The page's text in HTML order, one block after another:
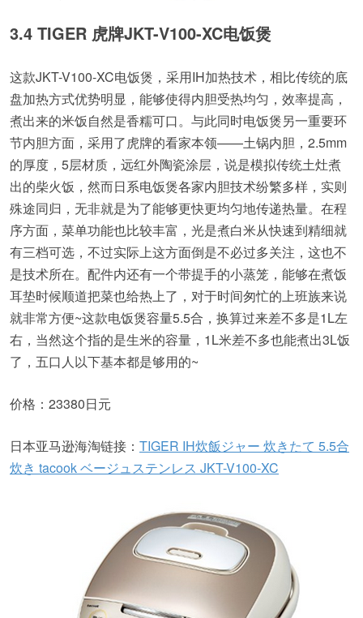
3.4 TIGER 虎牌JKT-V100-XC电饭煲
这款JKT-V100-XC电饭煲，采用IH加热技术，相比传统的底
盘加热方式优势明显，能够使得内胆受热均匀，效率提高，
煮出来的米饭自然是香糯可口。与此同时电饭煲另一重要环
节内胆方面，采用了虎牌的看家本领——土锅内胆，2.5mm
的厚度，5层材质，远红外陶瓷涂层，说是模拟传统土灶煮
出的柴火饭，然而日系电饭煲各家内胆技术纷繁多样，实则
殊途同归，无非就是为了能够更快更均匀地传递热量。在程
序方面，菜单功能也比较丰富，光是煮白米从快速到精细就
有三档可选，不过实际上这方面倒是不必过多关注，这也不
是技术所在。配件内还有一个带提手的小蒸笼，能够在煮饭
耳垫时候顺道把菜也给热上了，对于时间匆忙的上班族来说
就非常方便~这款电饭煲容量5.5合，换算过来差不多是1L左
右，当然这个指的是生米的容量，1L米差不多也能煮出3L饭
了，五口人以下基本都是够用的~
价格：23380日元
日本亚马逊海淘链接： TIGER IH炊飯ジャー 炊きたて 5.5合
炊き tacook ベージュステンレス JKT-V100-XC